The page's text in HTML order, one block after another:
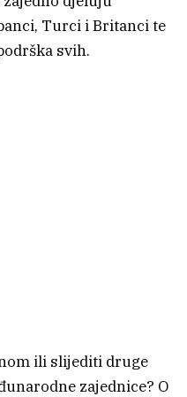
Turci i Britanci te
svih.
ili slijediti druge
zajednice? O